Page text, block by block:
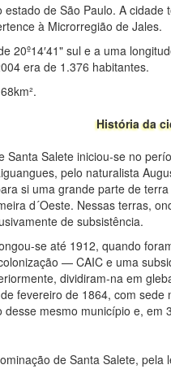
estado de São Paulo. A
à Microrregião de Jales.
20º14′41" sul e a uma
era de 1.376 habitantes.
História da
Santa Salete iniciou-se no
pelo naturalista
si uma grande parte de
d´Oeste. Nessas terras,
de subsistência.
se até 1912, quando
— CAIC e uma
dividiram-na em
fevereiro de 1864, com
mesmo município e,
de Santa Salete,